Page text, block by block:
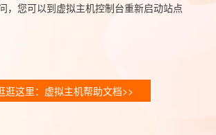
，您可以到虚拟主机控制台重新启动站点
逛这里：虚拟主机帮助文档>>